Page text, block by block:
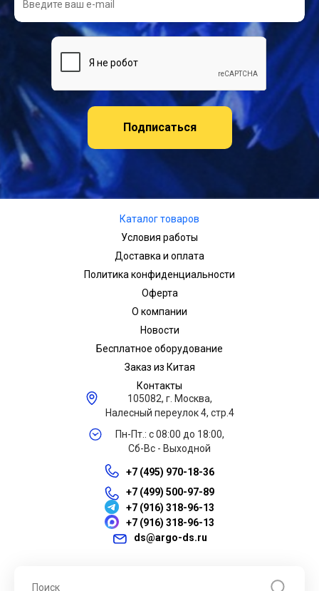
Подписаться
Каталог товаров
Условия работы
Доставка и оплата
Политика конфиденциальности
Оферта
О компании
Новости
Бесплатное оборудование
Заказ из Китая
Контакты
105082, г. Москва,
Налесный переулок 4, стр.4
Пн-Пт.: с 08:00 до 18:00,
Сб-Вс - Выходной
+7 (495) 970-18-36
+7 (499) 500-97-89
+7 (916) 318-96-13
+7 (916) 318-96-13
ds@argo-ds.ru